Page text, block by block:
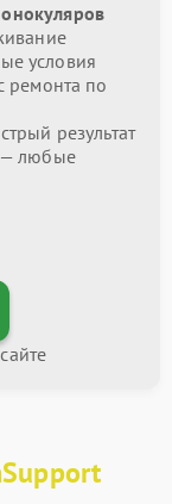
условия
ремонта по
результат
— любые